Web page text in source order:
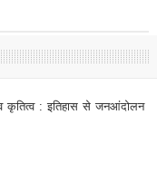
कृतित्व : इतिहास से जनआंदोलन